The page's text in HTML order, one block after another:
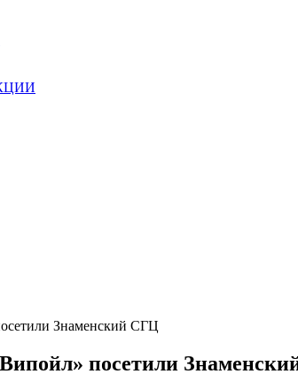
Знаменский СГЦ
посетили